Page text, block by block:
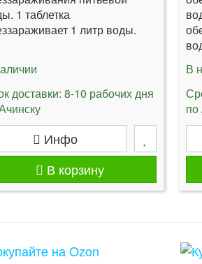
1 таблетка
1 литр воды.
доставки: 8-10 рабочих дня
Инфо
В корзину
В
по